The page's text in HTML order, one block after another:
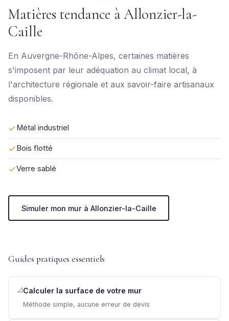
Matières tendance à Allonzier-la-
Caille
En Auvergne-Rhône-Alpes, certaines matières
s'imposent par leur adéquation au climat local, à
l'architecture régionale et aux savoir-faire artisanaux
disponibles.
Métal industriel
Bois flotté
Verre sablé
Simuler mon mur à Allonzier-la-Caille
Guides pratiques essentiels
📐 Calculer la surface de votre mur
Méthode simple, aucune erreur de devis